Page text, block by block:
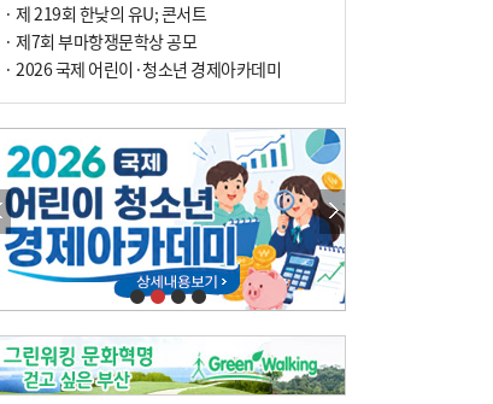
팩트체크[전체보기]
의령 한우산 털중나리
한 손 뉴스[전체보기]
시민이 개발한 폭염 대응 앱 ‘그늘로’ 길안내 지도 등 인기
골목 맛집 발굴 고메 셀렉션…부산시, 페스티벌 시월 연계
오늘의 날씨-[전체보기]
오늘의 날씨- 2026년 8월 7일
오늘의 날씨- 2026년 8월 6일
우리 결혼해요-[전체보기]
우리 결혼해요- 김홍윤·정세빈 커플
· 제 219회 한낮의 유U; 콘서트
· 제7회 부마항쟁문학상 공모
· 2026 국제 어린이·청소년 경제아카데미